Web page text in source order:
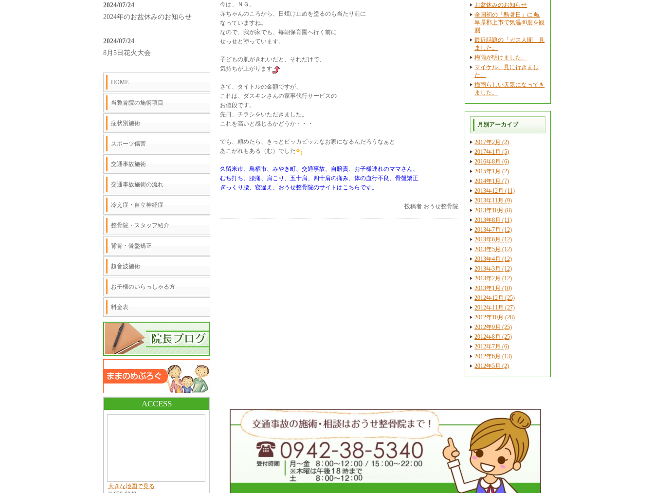
今は、ＮＧ。
赤ちゃんのころから、日焼け止めを塗るのも当たり前に
なっていますね。
なので、我が家でも、毎朝保育園へ行く前に
せっせと塗っています。
子どもの肌がきれいだと、それだけで、
気持ちが上がります
さて、タイトルの金額ですが、
これは、ダスキンさんの家事代行サービスの
お値段です。
先日、チラシをいただきました。
これを高いと感じるかどうか・・・
でも、頼めたら、きっとピッカピッカなお家になるんだろうなぁと
あこがれもある（む）でした
久留米市、鳥栖市、みやき町、交通事故、自賠責、お子様連れのママさん、
むち打ち、腰痛、肩こり、五十肩、四十肩の痛み、体の血行不良、骨盤矯正
ぎっくり腰、寝違え、おうせ整骨院のサイトはこちらです。
投稿者 おうせ整骨院
お盆休みのお知らせ
全国初の「酷暑日」に 岐
阜県郡上市で気温40度を観
測
最近話題の「ガス人間」見
ました。
梅雨が明けました。
マイケル、見に行きまし
た。
梅雨らしい天気になってき
ました。
月別アーカイブ
2017年2月 (2)
2017年1月 (5)
2016年8月 (6)
2015年1月 (2)
2014年1月 (7)
2013年12月 (11)
2013年11月 (9)
2013年10月 (8)
2013年8月 (11)
2013年7月 (12)
2013年6月 (12)
2013年5月 (12)
2013年4月 (12)
2013年3月 (12)
2013年2月 (12)
2013年1月 (10)
2012年12月 (25)
2012年11月 (27)
2012年10月 (28)
2012年9月 (25)
2012年8月 (25)
2012年7月 (6)
2012年6月 (13)
2012年5月 (2)
2024/07/24
2024年のお盆休みのお知らせ
2024/07/24
8月5日花火大会
HOME
当整骨院の施術項目
症状別施術
スポーツ傷害
交通事故施術
交通事故施術の流れ
冷え症・自立神経症
整骨院・スタッフ紹介
背骨・骨盤矯正
超音波施術
お子様のいらっしゃる方
料金表
ACCESS
大きな地図で見る